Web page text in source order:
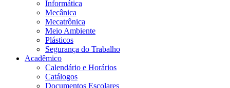
Informática
Mecânica
Mecatrônica
Meio Ambiente
Plásticos
Segurança do Trabalho
Acadêmico
Calendário e Horários
Catálogos
Documentos Escolares